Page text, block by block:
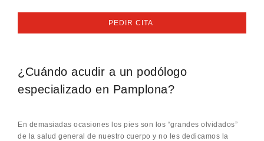
PEDIR CITA
¿Cuándo acudir a un podólogo
especializado en Pamplona?
En demasiadas ocasiones los pies son los “grandes olvidados”
de la salud general de nuestro cuerpo y no les dedicamos la